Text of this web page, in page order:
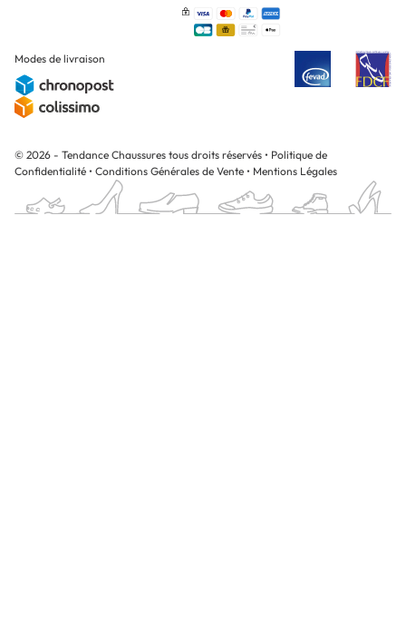
Modes de livraison
© 2026 - Tendance Chaussures tous droits réservés • Politique de
Confidentialité • Conditions Générales de Vente • Mentions Légales